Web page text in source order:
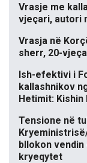
Vrasje me
vjeçari, autori
Vrasja në
sherr, 20-
Ish-efektivi i
kallashnikov
Hetimit:
Tensione në
bllokon
kryeqytet